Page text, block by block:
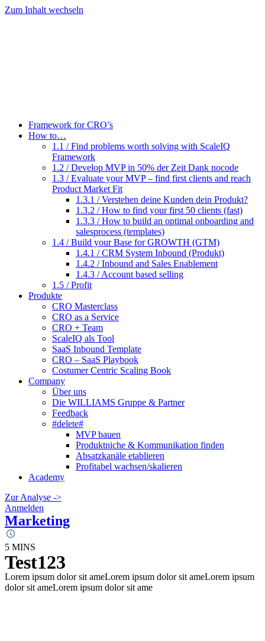
Zum Inhalt wechseln
Framework for CRO’s
How to…
1.1 / Find problems worth solving with ScaleIQ
Framework
1.2 / Develop MVP in 50% der Zeit Dank nocode
1.3 / Evaluate your MVP – find first clients and reach
Product Market Fit
1.3.1 / Verstehen deine Kunden dein Produkt?
1.3.2 / How to find your first 50 clients (fast)
1.3.3 / How to build an optimal onboarding and
salesprocess (templates)
1.4 / Build your Base for GROWTH (GTM)
1.4.1 / CRM System Inbound (Produkt)
1.4.2 / Inbound and Sales Enablement
1.4.3 / Account based selling
1.5 / Profit
Produkte
CRO Masterclass
CRO as a Service
CRO + Team
ScaleIQ als Tool
SaaS Inbound Template
CRO – SaaS Playbook
Costumer Centric Scaling Book
Company
Über uns
Die WILLIAMS Gruppe & Partner
Feedback
#delete#
MVP bauen
Produktniche & Kommunikation finden
Absatzkanäle etablieren
Profitabel wachsen/skalieren
Academy
Zur Analyse ->
Anmelden
Marketing
5 MINS
Test123
Lorem ipsum dolor sit ameLorem ipsum dolor sit ameLorem ipsum
dolor sit ameLorem ipsum dolor sit ame